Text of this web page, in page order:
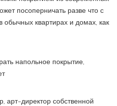
посоперничать разве что с
квартирах и домах, как
арт-директор собственной